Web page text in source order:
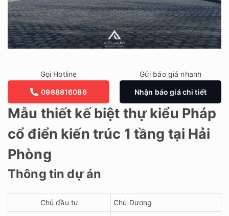
Mẫu thiết kế biệt thự kiểu Pháp
cổ điển kiến trúc 1 tầng tại Hải
Phòng
Thông tin dự án
Chủ đầu tư Chú Dương
Gọi Hotline
0988816086
Gửi báo giá nhanh
Nhận báo giá chi tiết